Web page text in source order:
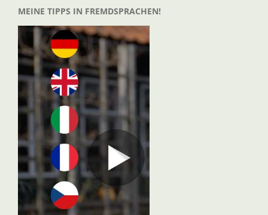
MEINE TIPPS IN FREMDSPRACHEN!